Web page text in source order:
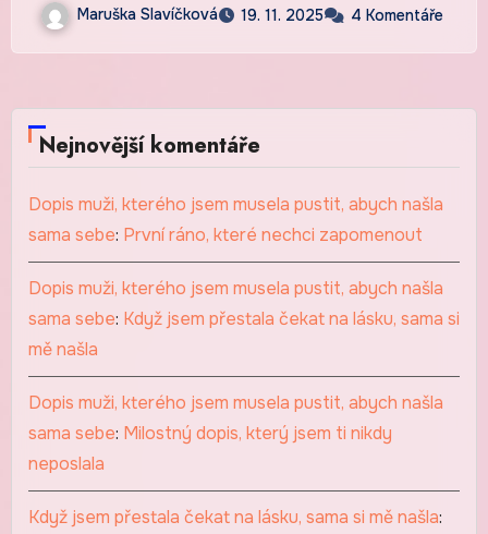
Maruška Slavíčková 19. 11. 2025 4 Komentáře
Nejnovější komentáře
Dopis muži, kterého jsem musela pustit, abych našla
sama sebe: První ráno, které nechci zapomenout
Dopis muži, kterého jsem musela pustit, abych našla
sama sebe: Když jsem přestala čekat na lásku, sama si
mě našla
Dopis muži, kterého jsem musela pustit, abych našla
sama sebe: Milostný dopis, který jsem ti nikdy
neposlala
Když jsem přestala čekat na lásku, sama si mě našla: